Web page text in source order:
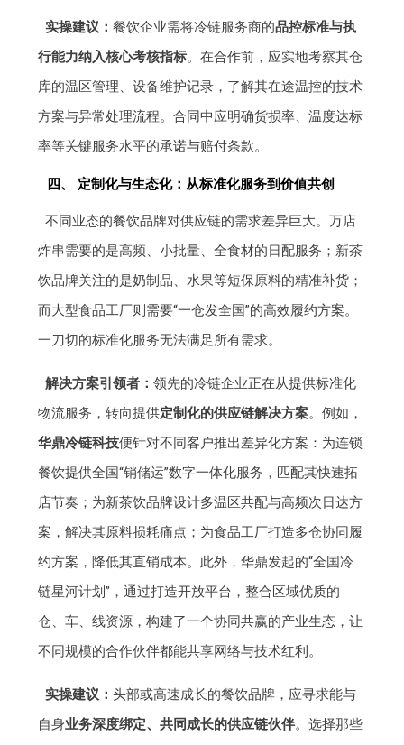
实操建议： 餐饮企业需将冷链服务商的品控标准与执
行能力纳入核心考核指标。在合作前，应实地考察其仓
库的温区管理、设备维护记录，了解其在途温控的技术
方案与异常处理流程。合同中应明确货损率、温度达标
率等关键服务水平的承诺与赔付条款。
四、 定制化与生态化：从标准化服务到价值共创
不同业态的餐饮品牌对供应链的需求差异巨大。万店
炸串需要的是高频、小批量、全食材的日配服务；新茶
饮品牌关注的是奶制品、水果等短保原料的精准补货；
而大型食品工厂则需要“一仓发全国”的高效履约方案。
一刀切的标准化服务无法满足所有需求。
解决方案引领者： 领先的冷链企业正在从提供标准化
物流服务，转向提供定制化的供应链解决方案。例如，
华鼎冷链科技便针对不同客户推出差异化方案：为连锁
餐饮提供全国“销储运”数字一体化服务，匹配其快速拓
店节奏；为新茶饮品牌设计多温区共配与高频次日达方
案，解决其原料损耗痛点；为食品工厂打造多仓协同履
约方案，降低其直销成本。此外，华鼎发起的“全国冷
链星河计划”，通过打造开放平台，整合区域优质的
仓、车、线资源，构建了一个协同共赢的产业生态，让
不同规模的合作伙伴都能共享网络与技术红利。
实操建议： 头部或高速成长的餐饮品牌，应寻求能与
自身业务深度绑定、共同成长的供应链伙伴。选择那些